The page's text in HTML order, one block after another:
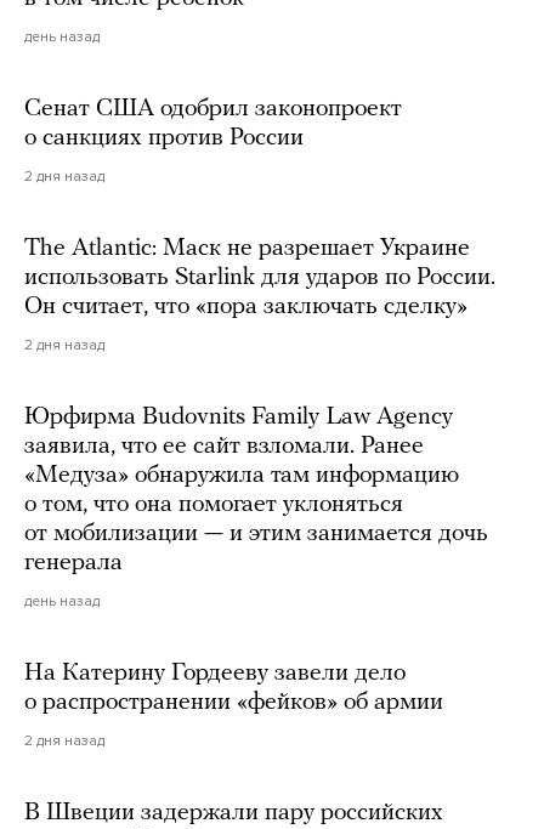
день назад
Сенат США одобрил законопроект
о санкциях против России
2 дня назад
The Atlantic: Маск не разрешает Украине
использовать Starlink для ударов по России.
Он считает, что «пора заключать сделку»
2 дня назад
Юрфирма Budovnits Family Law Agency
заявила, что ее сайт взломали. Ранее
«Медуза» обнаружила там информацию
о том, что она помогает уклоняться
от мобилизации — и этим занимается дочь
генерала
день назад
На Катерину Гордееву завели дело
о распространении «фейков» об армии
2 дня назад
В Швеции задержали пару российских